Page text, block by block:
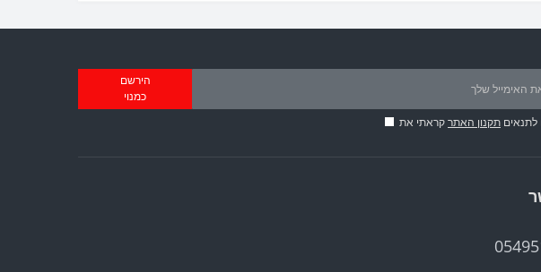
הירשם
כמנוי
לתנאים תקנון האתרקראתי את